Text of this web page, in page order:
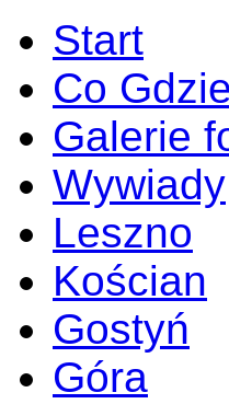
Start
Co
Galerie
Wywiady
Leszno
Kościan
Gostyń
Góra